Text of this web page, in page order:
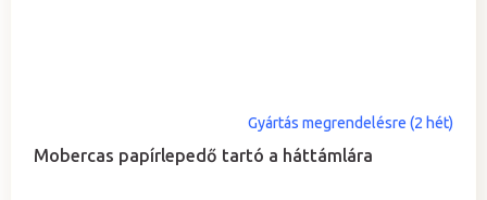
Mobercas papírlepedő tartó a háttámlára
Gyártás megrendelésre (2 hét)